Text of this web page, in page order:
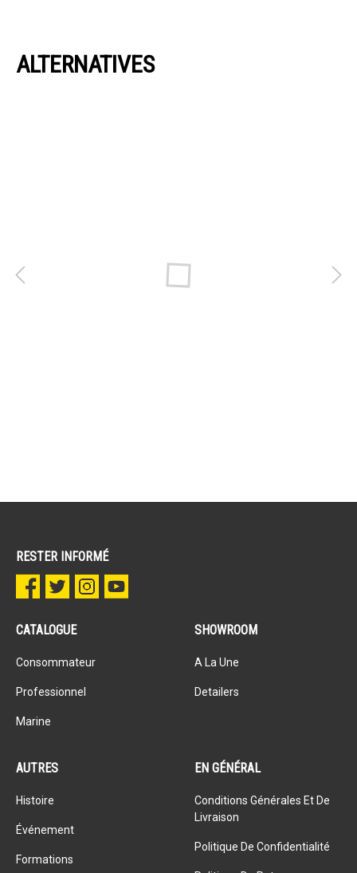
ALTERNATIVES
RESTER INFORMÉ
CATALOGUE
Consommateur
Professionnel
Marine
SHOWROOM
A La Une
Detailers
AUTRES
Histoire
Événement
Formations
EN GÉNÉRAL
Conditions Générales Et De
Livraison
Politique De Confidentialité